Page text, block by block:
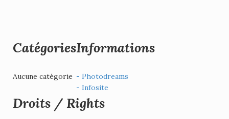
Catégories
Aucune catégorie
Informations
- Photodreams
- Infosite
Droits / Rights